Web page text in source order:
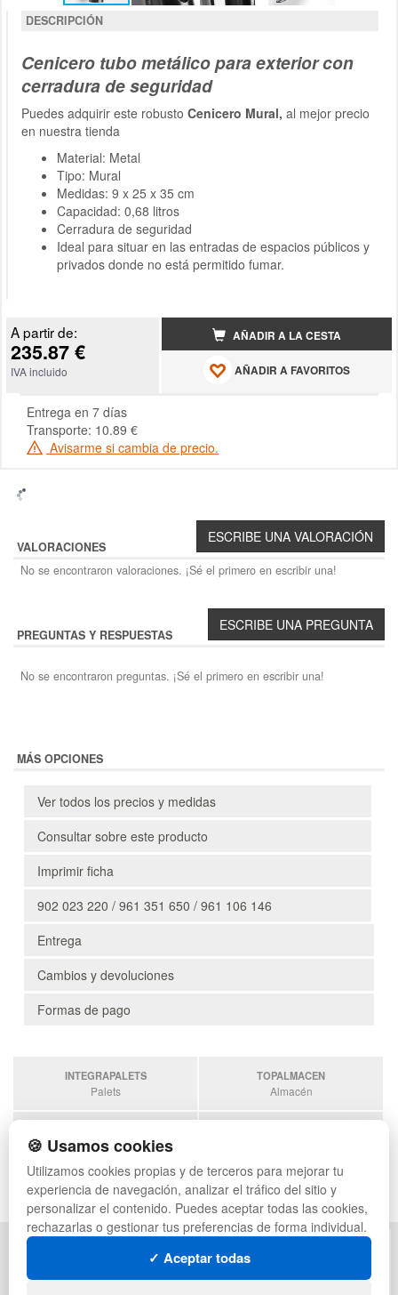
DESCRIPCIÓN
Cenicero tubo metálico para exterior con
cerradura de seguridad
Puedes adquirir este robusto Cenicero Mural, al mejor precio
en nuestra tienda
Material: Metal
Tipo: Mural
Medidas: 9 x 25 x 35 cm
Capacidad: 0,68 litros
Cerradura de seguridad
Ideal para situar en las entradas de espacios públicos y
privados donde no está permitido fumar.
A partir de:
235.87 €
IVA incluido
AÑADIR A LA CESTA
AÑADIR A FAVORITOS
Entrega en 7 días
Transporte: 10.89 €
Avisarme si cambia de precio.
VALORACIONES
No se encontraron valoraciones. ¡Sé el primero en escribir una!
PREGUNTAS Y RESPUESTAS
No se encontraron preguntas. ¡Sé el primero en escribir una!
MÁS OPCIONES
Ver todos los precios y medidas
Consultar sobre este producto
Imprimir ficha
902 023 220 / 961 351 650 / 961 106 146
Entrega
Cambios y devoluciones
Formas de pago
INTEGRAPALETS
Palets
TOPALMACEN
Almacén
Sobrantes
ESTANTERIASKIT
Estanterias
POLÍTICA DE PRIVACIDAD
MAPA WEB
🍪 Usamos cookies
Utilizamos cookies propias y de terceros para mejorar tu
experiencia de navegación, analizar el tráfico del sitio y
personalizar el contenido. Puedes aceptar todas las cookies,
rechazarlas o gestionar tus preferencias de forma individual.
✓ Aceptar todas